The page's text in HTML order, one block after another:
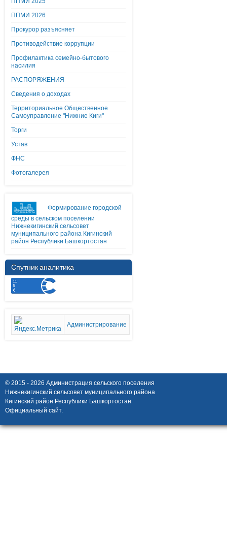
ППМИ 2026
Прокурор разъясняет
Противодействие коррупции
Профилактика семейно-бытового
насилия
РАСПОРЯЖЕНИЯ
Сведения о доходах
Территориальное Общественное
Самоуправление "Нижние Киги"
Торги
Устав
ФНС
Фотогалерея
Формирование городской
среды в сельском поселении
Нижнекигинский сельсовет
муниципального района Кигинский
район Республики Башкортостан
Спутник аналитика
Администрирование
© 2015 - 2026 Администрация сельского поселения
Нижнекигинский сельсовет муниципального района
Кигинский район Республики Башкортостан
Официальный сайт.